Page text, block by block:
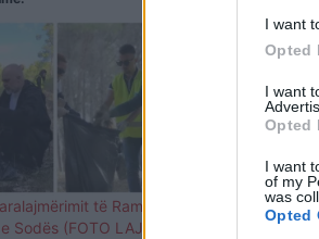
I want
Opted
I want
Opted
I want
of my
was
Opted
të Ramës, Leli
Sodës (FOTO LAJM)
Gjenden
reagon